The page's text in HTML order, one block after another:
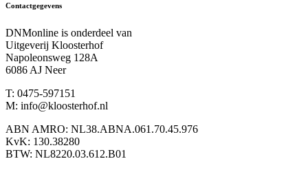
Contactgegevens
DNMonline is onderdeel van
Uitgeverij Kloosterhof
Napoleonsweg 128A
6086 AJ Neer
T: 0475-597151
M: info@kloosterhof.nl
ABN AMRO: NL38.ABNA.061.70.45.976
KvK: 130.38280
BTW: NL8220.03.612.B01